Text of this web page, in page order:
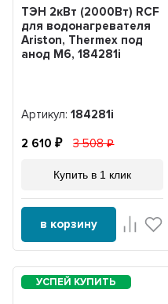
ТЭН 2кВт (2000Вт) RCF
для водонагревателя
Ariston, Thermex под
анод М6, 184281i
Артикул:184281i
2 610 3 508
Купить в 1 клик
в корзину